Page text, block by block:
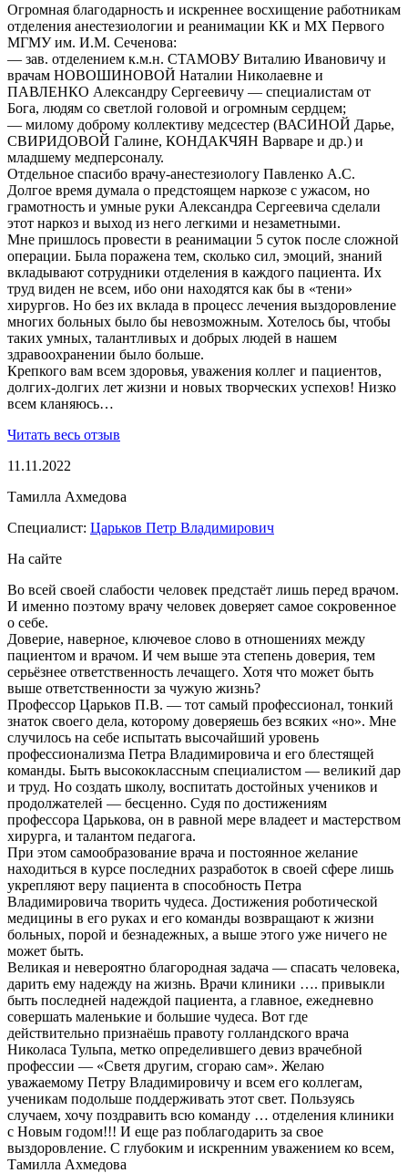
Огромная благодарность и искреннее восхищение работникам
отделения анестезиологии и реанимации КК и МХ Первого
МГМУ им. И.М. Сеченова:
— зав. отделением к.м.н. СТАМОВУ Виталию Ивановичу и
врачам НОВОШИНОВОЙ Наталии Николаевне и
ПАВЛЕНКО Александру Сергеевичу — специалистам от
Бога, людям со светлой головой и огромным сердцем;
— милому доброму коллективу медсестер (ВАСИНОЙ Дарье,
СВИРИДОВОЙ Галине, КОНДАКЧЯН Варваре и др.) и
младшему медперсоналу.
Отдельное спасибо врачу-анестезиологу Павленко А.С.
Долгое время думала о предстоящем наркозе с ужасом, но
грамотность и умные руки Александра Сергеевича сделали
этот наркоз и выход из него легкими и незаметными.
Мне пришлось провести в реанимации 5 суток после сложной
операции. Была поражена тем, сколько сил, эмоций, знаний
вкладывают сотрудники отделения в каждого пациента. Их
труд виден не всем, ибо они находятся как бы в «тени»
хирургов. Но без их вклада в процесс лечения выздоровление
многих больных было бы невозможным. Хотелось бы, чтобы
таких умных, талантливых и добрых людей в нашем
здравоохранении было больше.
Крепкого вам всем здоровья, уважения коллег и пациентов,
долгих-долгих лет жизни и новых творческих успехов! Низко
всем кланяюсь…
Читать весь отзыв
11.11.2022
Тамилла Ахмедова
Специалист: Царьков Петр Владимирович
На сайте
Во всей своей слабости человек предстаёт лишь перед врачом.
И именно поэтому врачу человек доверяет самое сокровенное
о себе.
Доверие, наверное, ключевое слово в отношениях между
пациентом и врачом. И чем выше эта степень доверия, тем
серьёзнее ответственность лечащего. Хотя что может быть
выше ответственности за чужую жизнь?
Профессор Царьков П.В. — тот самый профессионал, тонкий
знаток своего дела, которому доверяешь без всяких «но». Мне
случилось на себе испытать высочайший уровень
профессионализма Петра Владимировича и его блестящей
команды. Быть высококлассным специалистом — великий дар
и труд. Но создать школу, воспитать достойных учеников и
продолжателей — бесценно. Судя по достижениям
профессора Царькова, он в равной мере владеет и мастерством
хирурга, и талантом педагога.
При этом самообразование врача и постоянное желание
находиться в курсе последних разработок в своей сфере лишь
укрепляют веру пациента в способность Петра
Владимировича творить чудеса. Достижения роботической
медицины в его руках и его команды возвращают к жизни
больных, порой и безнадежных, а выше этого уже ничего не
может быть.
Великая и невероятно благородная задача — спасать человека,
дарить ему надежду на жизнь. Врачи клиники …. привыкли
быть последней надеждой пациента, а главное, ежедневно
совершать маленькие и большие чудеса. Вот где
действительно признаёшь правоту голландского врача
Николаса Тульпа, метко определившего девиз врачебной
профессии — «Светя другим, сгораю сам». Желаю
уважаемому Петру Владимировичу и всем его коллегам,
ученикам подольше поддерживать этот свет. Пользуясь
случаем, хочу поздравить всю команду … отделения клиники
с Новым годом!!! И еще раз поблагодарить за свое
выздоровление. С глубоким и искренним уважением ко всем,
Тамилла Ахмедова